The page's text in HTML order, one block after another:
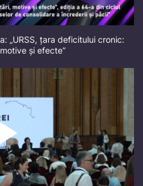
„URSS, țara deficitului cronic:
și efecte”